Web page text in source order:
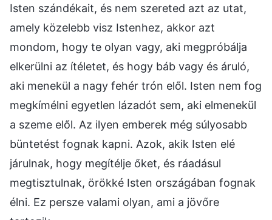
Isten szándékait, és nem szereted azt az utat,
amely közelebb visz Istenhez, akkor azt
mondom, hogy te olyan vagy, aki megpróbálja
elkerülni az ítéletet, és hogy báb vagy és áruló,
aki menekül a nagy fehér trón elől. Isten nem fog
megkímélni egyetlen lázadót sem, aki elmenekül
a szeme elől. Az ilyen emberek még súlyosabb
büntetést fognak kapni. Azok, akik Isten elé
járulnak, hogy megítélje őket, és ráadásul
megtisztulnak, örökké Isten országában fognak
élni. Ez persze valami olyan, ami a jövőre